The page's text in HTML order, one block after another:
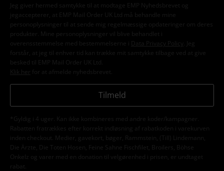
Jeg giver hermed samtykke til at modtage EMP Nyhedsbrevet og
jegaccepterer, at EMP Mail Order UK Ltd må behandle mine
personoplysninger til at sende mig regelmæssige opdateringer om deres
produkter. Mine personoplysninger vil blive behandlet i
overensstemmelse med bestemmelserne i
Data Privacy Policy
. Jeg
forstår, at jeg til enhver tid kan trække mit samtykke tilbage ved at give
besked til EMP Mail Order UK Ltd.
Klik her
for at afmelde nyhedsbrevet.
Tilmeld
*Gyldig i 4 uger. Kan ikke kombineres med andre koder/kampagner.
Rabatten fratrækkes efter korrekt indløsning af rabatkoden i varekurven
inden checkout. Medier, gavekort, bøger, Rammstein, (Till) Lindemann,
Die Ärzte, Die Toten Hosen, Feine Sahne Fischfilet, Broilers, Böhse
Onkelz og varer med en donation til velgørenhed i prisen, er undtaget
rabat.